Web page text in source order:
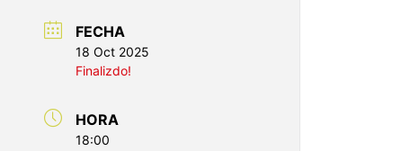
FECHA
18 Oct 2025
Finalizdo!
HORA
18:00